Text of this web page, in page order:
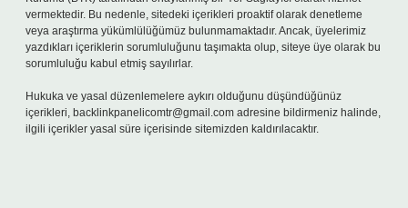
vermektedir. Bu nedenle, sitedeki içerikleri proaktif olarak denetleme
veya araştırma yükümlülüğümüz bulunmamaktadır. Ancak, üyelerimiz
yazdıkları içeriklerin sorumluluğunu taşımakta olup, siteye üye olarak bu
sorumluluğu kabul etmiş sayılırlar.
Hukuka ve yasal düzenlemelere aykırı olduğunu düşündüğünüz
içerikleri, backlinkpanelicomtr@gmail.com adresine bildirmeniz halinde,
ilgili içerikler yasal süre içerisinde sitemizden kaldırılacaktır.